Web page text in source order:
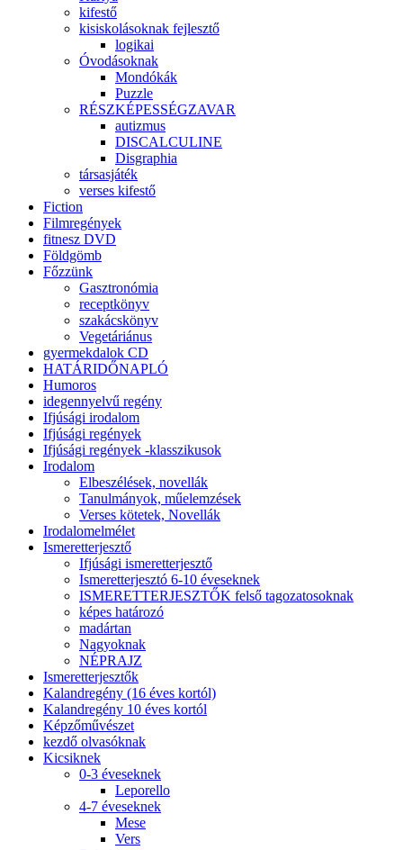
kifestő
kisiskolásoknak fejlesztő
logikai
Óvodásoknak
Mondókák
Puzzle
RÉSZKÉPESSÉGZAVAR
autizmus
DISCALCULINE
Disgraphia
társasjáték
verses kifestő
Fiction
Filmregények
fitnesz DVD
Földgömb
Főzzünk
Gasztronómia
receptkönyv
szakácskönyv
Vegetáriánus
gyermekdalok CD
HATÁRIDŐNAPLÓ
Humoros
idegennyelvű regény
Ifjúsági irodalom
Ifjúsági regények
Ifjúsági regények -klasszikusok
Irodalom
Elbeszélések, novellák
Tanulmányok, műelemzések
Verses kötetek, Novellák
Irodalomelmélet
Ismeretterjesztő
Ifjúsági ismeretterjesztő
Ismeretterjesztó 6-10 éveseknek
ISMERETTERJESZTŐK felső tagozatosoknak
képes határozó
madártan
Nagyoknak
NÉPRAJZ
Ismeretterjesztők
Kalandregény (16 éves kortól)
Kalandregény 10 éves kortól
Képzőművészet
kezdő olvasóknak
Kicsiknek
0-3 éveseknek
Leporello
4-7 éveseknek
Mese
Vers